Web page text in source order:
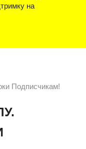
на
Подписчикам!